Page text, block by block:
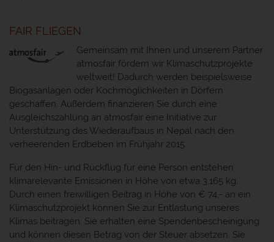
FAIR FLIEGEN
Gemeinsam mit Ihnen und unserem Partner
atmosfair fördern wir Klimaschutzprojekte
weltweit! Dadurch werden beispielsweise
Biogasanlagen oder Kochmöglichkeiten in Dörfern
geschaffen. Außerdem finanzieren Sie durch eine
Ausgleichszahlung an atmosfair eine Initiative zur
Unterstützung des Wiederaufbaus in Nepal nach den
verheerenden Erdbeben im Frühjahr 2015.
Für den Hin- und Rückflug für eine Person entstehen
klimarelevante Emissionen in Höhe von etwa 3.165 kg.
Durch einen freiwilligen Beitrag in Höhe von € 74,- an ein
Klimaschutzprojekt können Sie zur Entlastung unseres
Klimas beitragen. Sie erhalten eine Spendenbescheinigung
und können diesen Betrag von der Steuer absetzen. Sie